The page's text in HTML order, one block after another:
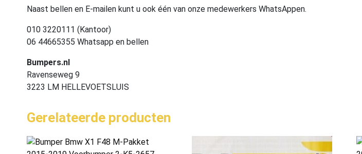
Naast bellen en E-mailen kunt u ook één van onze medewerkers WhatsAppen.
010 3220111 (Kantoor)
06 44665355 Whatsapp en bellen
Bumpers.nl
Ravenseweg 9
3223 LM HELLEVOETSLUIS
Gerelateerde producten